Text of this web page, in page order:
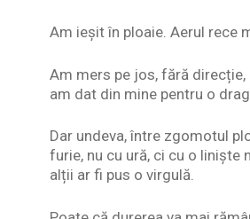
Am ieșit în ploaie. Aerul rece
Am mers pe jos, fără
am dat din mine pentru o
Dar undeva, între zgomotul
furie, nu cu ură, ci cu o liniște
alții ar fi pus o virgulă.